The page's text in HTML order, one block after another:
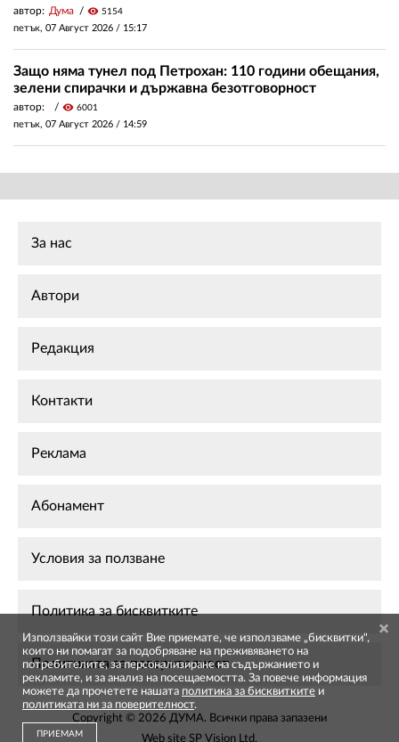
автор: Дума visibility 5154
петък, 07 Август 2026 / 15:17
Защо няма тунел под Петрохан: 110 години обещания,
зелени спирачки и държавна безотговорност
автор: visibility 6001
петък, 07 Август 2026 / 14:59
За нас
Автори
Редакция
Контакти
Реклама
Абонамент
Условия за ползване
Политика за бисквитките
Политиката за поверителност
Copyright © 2026 ДУМА. Всички права запазени
Web site SP Vision Ltd.
Използвайки този сайт Вие приемате, че използваме „бисквитки",
които ни помагат за подобряване на преживяването на
потребителите, за персонализиране на съдържанието и
рекламите, и за анализ на посещаемостта. За повече информация
можете да прочетете нашата политика за бисквитките и
политиката ни за поверителност.
ПРИЕМАМ